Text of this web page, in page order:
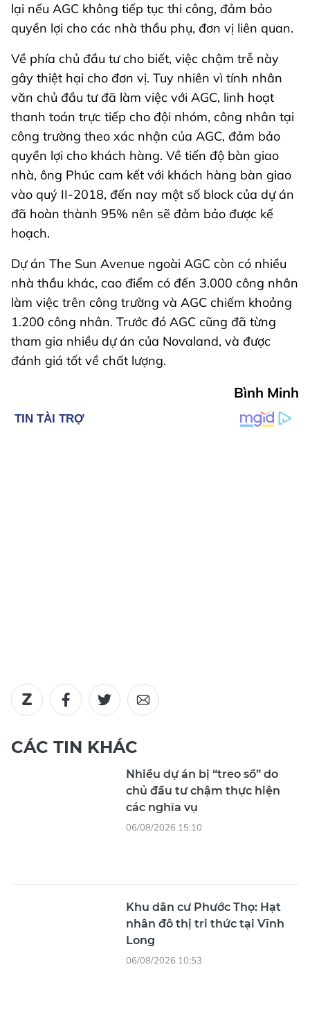
lại nếu AGC không tiếp tục thi công, đảm bảo
quyền lợi cho các nhà thầu phụ, đơn vị liên quan.
Về phía chủ đầu tư cho biết, việc chậm trễ này
gây thiệt hại cho đơn vị. Tuy nhiên vì tính nhân
văn chủ đầu tư đã làm việc với AGC, linh hoạt
thanh toán trực tiếp cho đội nhóm, công nhân tại
công trường theo xác nhận của AGC, đảm bảo
quyền lợi cho khách hàng. Về tiến độ bàn giao
nhà, ông Phúc cam kết với khách hàng bàn giao
vào quý II-2018, đến nay một số block của dự án
đã hoàn thành 95% nên sẽ đảm bảo được kế
hoạch.
Dự án The Sun Avenue ngoài AGC còn có nhiều
nhà thầu khác, cao điểm có đến 3.000 công nhân
làm việc trên công trường và AGC chiếm khoảng
1.200 công nhân. Trước đó AGC cũng đã từng
tham gia nhiều dự án của Novaland, và được
đánh giá tốt về chất lượng.
Bình Minh
CÁC TIN KHÁC
Nhiều dự án bị “treo sổ” do
chủ đầu tư chậm thực hiện
các nghĩa vụ
06/08/2026 15:10
Khu dân cư Phước Thọ: Hạt
nhân đô thị tri thức tại Vĩnh
Long
06/08/2026 10:53